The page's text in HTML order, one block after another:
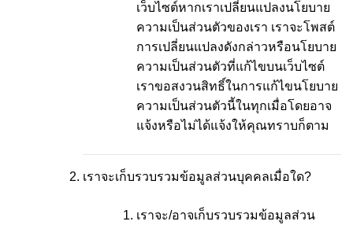
เว็บไซต์หากเราเปลี่ยนแปลงนโยบาย
ความเป็นส่วนตัวของเรา เราจะโพสต์
การเปลี่ยนแปลงดังกล่าวหรือนโยบาย
ความเป็นส่วนตัวที่แก้ไขบนเว็บไซต์
เราขอสงวนสิทธิ์ในการแก้ไขนโยบาย
ความเป็นส่วนตัวนี้ในทุกเมื่อโดยอาจ
แจ้งหรือไม่ได้แจ้งให้คุณทราบก็ตาม
เราจะเก็บรวบรวมข้อมูลส่วนบุคคลเมื่อใด?
เราจะ/อาจเก็บรวบรวมข้อมูลส่วน